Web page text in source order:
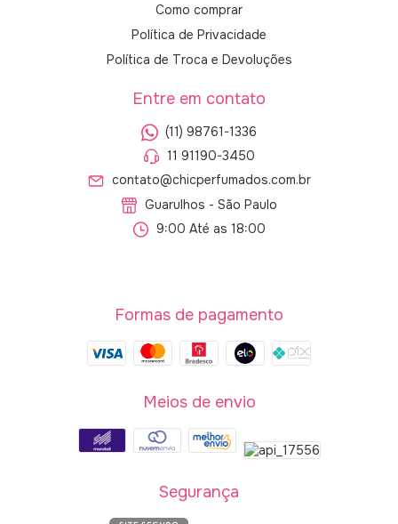
Como comprar
Política de Privacidade
Política de Troca e Devoluções
Entre em contato
(11) 98761-1336
11 91190-3450
contato@chicperfumados.com.br
Guarulhos - São Paulo
9:00 Até as 18:00
Formas de pagamento
Meios de envio
Segurança